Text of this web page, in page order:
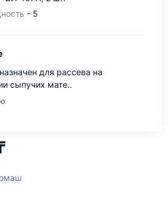
- 5
для рассева на
сыпучих мате..